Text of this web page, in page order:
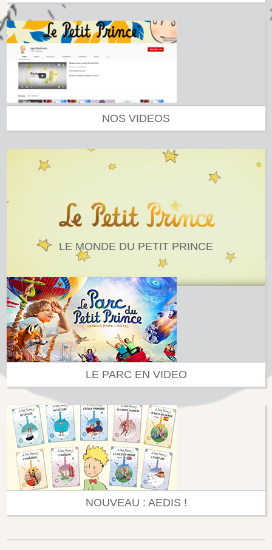
NOS VIDEOS
LE MONDE DU PETIT PRINCE
LE PARC EN VIDEO
NOUVEAU : AEDIS !